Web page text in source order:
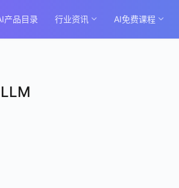
产品目录 行业资讯 AI免费课程